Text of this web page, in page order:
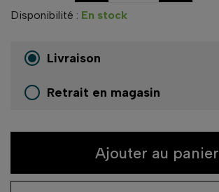
Disponibilité : En stock
Livraison
Retrait en magasin
Ajouter au panier